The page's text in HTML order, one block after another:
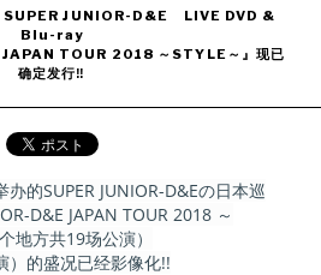
SUPER JUNIOR-D&E LIVE DVD &
Blu-ray
TOUR 2018 ～STYLE～』现已
确定发行‼
的SUPER JUNIOR-D&Eの日本巡
D&E JAPAN TOUR 2018 ～
地方共19场公演）
）的盛况已经影像化!!